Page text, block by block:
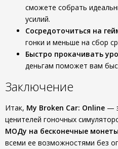
сможете собрать
усилий.
Сосредоточиться на
гонки и меньше на сбор
Быстро прокачивать
деньгам поможет вам
Заключение
Итак, My Broken Car: Online —
ценителей гоночных
МОДу на бесконечные монеты
всеми ее возможностями без